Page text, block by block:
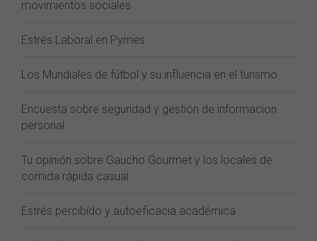
movimientos sociales
Estrés Laboral en Pymes
Los Mundiales de fútbol y su influencia en el turismo
Encuesta sobre seguridad y gestión de informacion
personal
Tu opinión sobre Gaucho Gourmet y los locales de
comida rápida casual
Estrés percibido y autoeficacia académica